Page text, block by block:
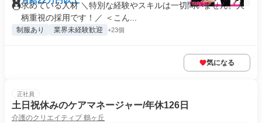
求めている人材 ＼特別な経験やスキルは一切問いません。人
柄重視の採用です！／ ＜こん...
制服あり 業界未経験歓迎 +23個
気になる
正社員
土日祝休みのケアマネージャー/年休126日
介護のクリエイティブ 鶴ヶ丘